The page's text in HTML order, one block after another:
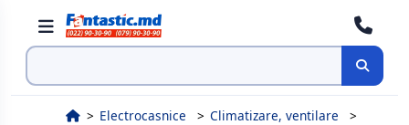
Поиск
Electrocasnice Climatizare, ventilare